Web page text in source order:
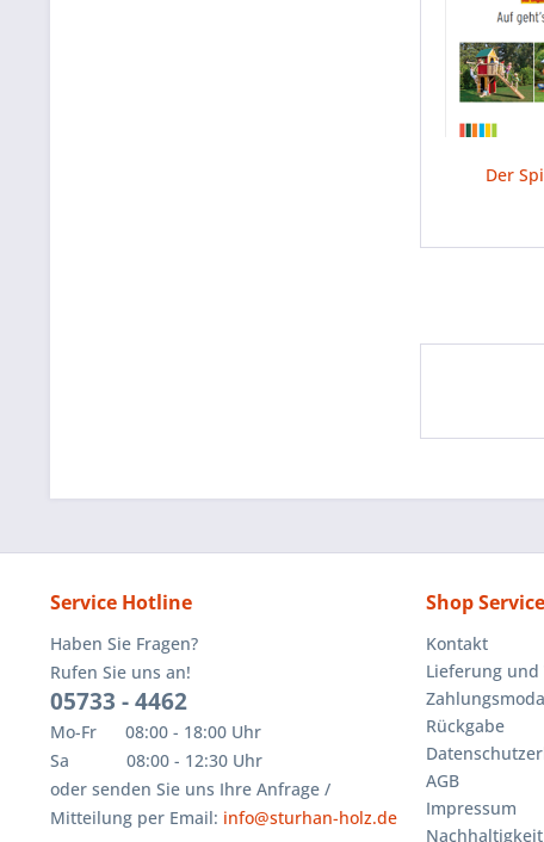
Der
Service Hotline
Haben Sie Fragen?
Rufen Sie uns an!
05733 - 4462
Mo-Fr 08:00 - 18:00 Uhr
Sa 08:00 - 12:30 Uhr
oder senden Sie uns Ihre Anfrage /
Mitteilung per Email: info@sturhan-holz.de
Shop Service
Kontakt
Lieferung und
Rückgabe
AGB
Impressum
Nachhaltigkeit